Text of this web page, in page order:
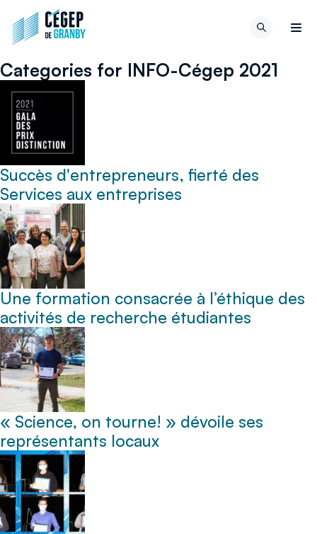
Aller au contenu
page
Categories for INFO-Cégep 2021
Succès d'entrepreneurs, fierté des
Services aux entreprises
Une formation consacrée à l’éthique des
activités de recherche étudiantes
« Science, on tourne! » dévoile ses
représentants locaux